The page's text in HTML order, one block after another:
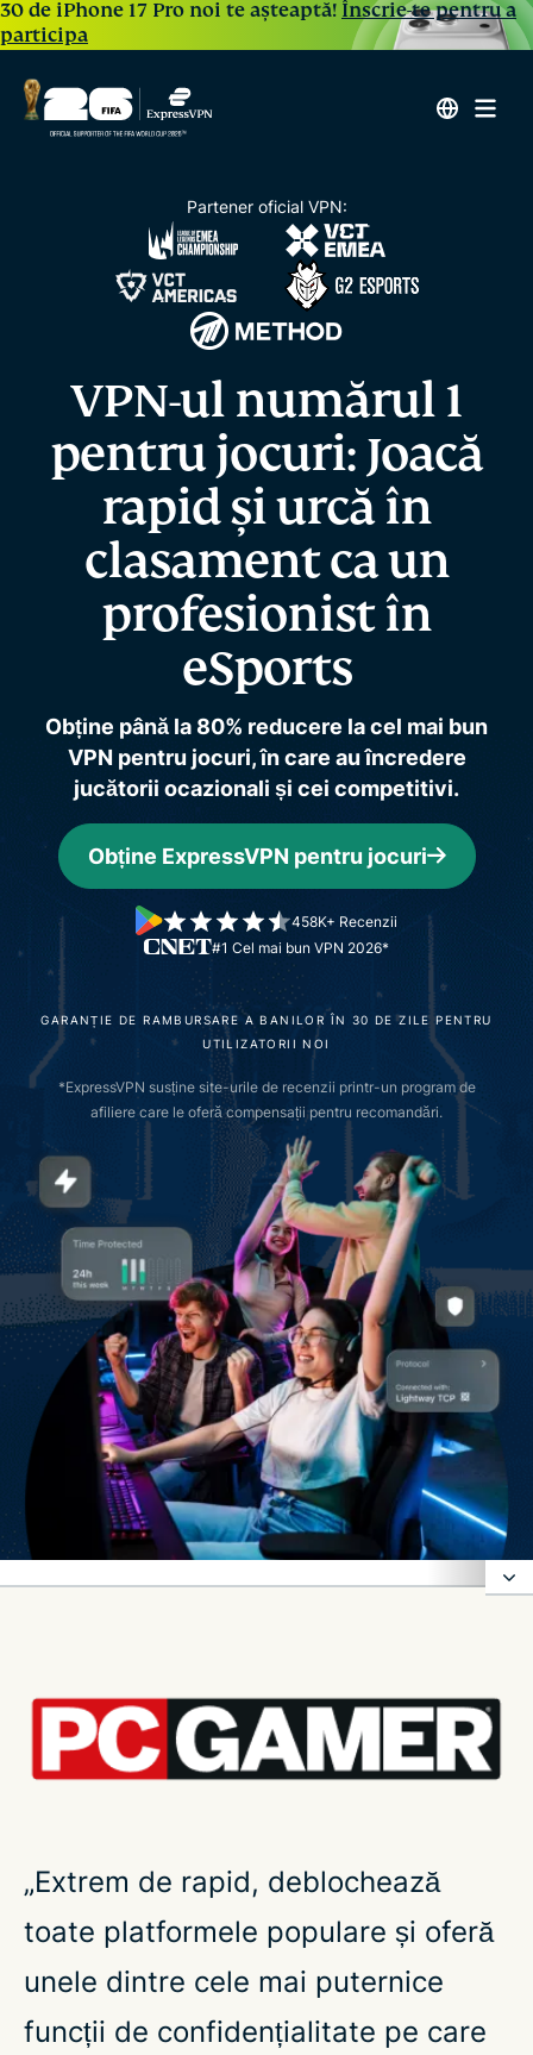
30 de iPhone 17 Pro noi te așteaptă! Înscrie-te pentru a
participa
Partener oficial VPN:
VPN-ul numărul 1
pentru jocuri: Joacă
rapid și urcă în
clasamentca un
profesionist în
eSports
Obține până la 80% reducere la cel mai bun
VPN pentru jocuri, în care au încredere
jucătorii ocazionali și cei competitivi.
Obține ExpressVPN pentru jocuri
#1 Cel mai bun VPN 2026*
458K+ Recenzii
GARANȚIE DE RAMBURSARE A BANILOR ÎN 30 DE ZILE PENTRU
UTILIZATORII NOI
*ExpressVPN susține site-urile de recenzii printr-un program de
afiliere care le oferă compensații pentru recomandări.
Ce este un VPN pentru jocuri (gaming)?
Care este un ping bun pentru gaming?
jocuri
„Extrem de rapid, deblochează
toate platformele populare și oferă
unele dintre cele mai puternice
funcții de confidențialitate pe care